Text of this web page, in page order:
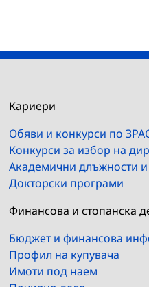
Кариери
Обяви и конкурси по
Конкурси за избор на
Академични длъжности и
Докторски програми
Финансова и стопанска
Бюджет и финансова
Профил на купувача
Имоти под наем